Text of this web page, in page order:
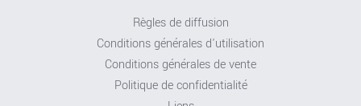
Règles de diffusion
Conditions générales d'utilisation
Conditions générales de vente
Politique de confidentialité